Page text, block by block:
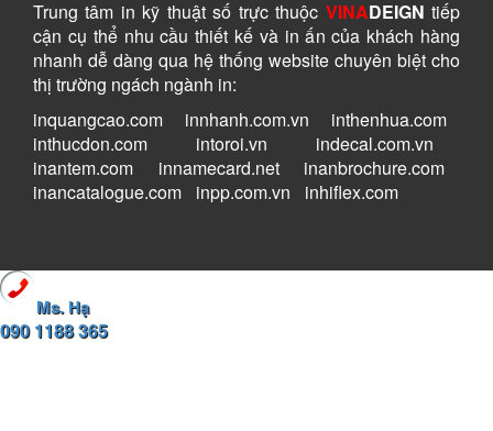
Trung tâm in kỹ thuật số trực thuộc VINADEIGN tiếp
cận cụ thể nhu cầu thiết kế và in ấn của khách hàng
nhanh dễ dàng qua hệ thống website chuyên biệt cho
thị trường ngách ngành in:
inquangcao.com
innhanh.com.vn inthenhua.com-
inthucdon.com
intoroi.vn indecal.com.vn
inantem.com
innamecard.net- inanbrochure.com
inancatalogue.com
inpp.com.vn inhiflex.com
Ms. Hạ
090 1188 365